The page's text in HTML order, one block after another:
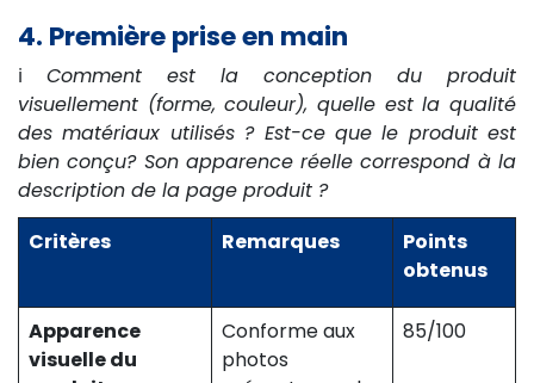
4. Première prise en main
ℹ️ Comment est la conception du produit
visuellement (forme, couleur), quelle est la qualité
des matériaux utilisés ? Est-ce que le produit est
bien conçu? Son apparence réelle correspond à la
description de la page produit ?
Critères
Remarques
Points
obtenus
Apparence
visuelle du
Conforme aux
photos
85/100